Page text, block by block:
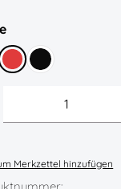
auswählen
Rot Schwarz
Merkzettel hinzufügen